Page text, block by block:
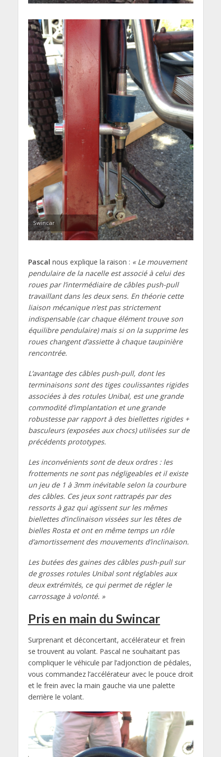
Swincar
Pascal nous explique la raison : « Le mouvement
pendulaire de la nacelle est associé à celui des
roues par l’intermédiaire de câbles push-pull
travaillant dans les deux sens. En théorie cette
liaison mécanique n’est pas strictement
indispensable (car chaque élément trouve son
équilibre pendulaire) mais si on la supprime les
roues changent d’assiette à chaque taupinière
rencontrée.
L’avantage des câbles push-pull, dont les
terminaisons sont des tiges coulissantes rigides
associées à des rotules Unibal, est une grande
commodité d’implantation et une grande
robustesse par rapport à des biellettes rigides +
basculeurs (exposées aux chocs) utilisées sur de
précédents prototypes.
Les inconvénients sont de deux ordres : les
frottements ne sont pas négligeables et il existe
un jeu de 1 à 3mm inévitable selon la courbure
des câbles. Ces jeux sont rattrapés par des
ressorts à gaz qui agissent sur les mêmes
biellettes d’inclinaison vissées sur les têtes de
bielles Rosta et ont en même temps un rôle
d’amortissement des mouvements d’inclinaison.
Les butées des gaines des câbles push-pull sur
de grosses rotules Unibal sont réglables aux
deux extrémités, ce qui permet de régler le
carrossage à volonté. »
Pris en main du Swincar
Surprenant et déconcertant, accélérateur et frein
se trouvent au volant. Pascal ne souhaitant pas
compliquer le véhicule par l’adjonction de pédales,
vous commandez l’accélérateur avec le pouce droit
et le frein avec la main gauche via une palette
derrière le volant.